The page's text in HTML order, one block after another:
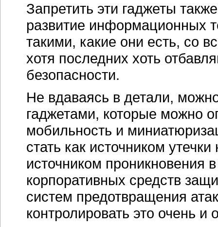
Запретить эти гаджеты
развитие информационных
такими, какие они есть, со
хотя последних хоть
безопасности.
Не вдаваясь в детали,
гаджетами, которые можно
мобильность и
стать как источником
источником проникновения
корпоративных средств
систем предотвращения
контролировать это очень и